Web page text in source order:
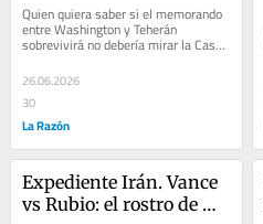
Quien quiera saber si el memorando
entre Washington y Teherán
sobrevivirá no debería mirar la Casa
Debería...
26.06.2026
30
La Razón
Expediente Irán. Vance
vs Rubio: el rostro de